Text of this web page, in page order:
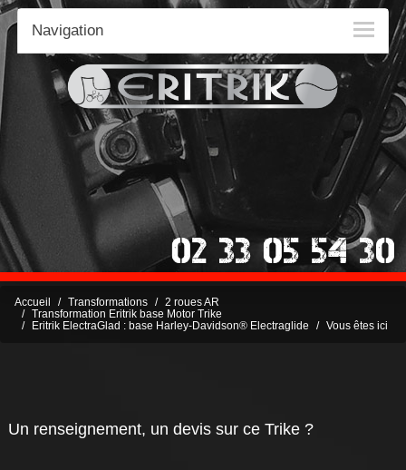
Navigation
Accueil Transformations
2 roues AR
Transformation Eritrik base Motor Trike
Eritrik ElectraGlad : base Harley-Davidson® Electraglide
Vous êtes ici
Un renseignement, un devis sur ce Trike ?